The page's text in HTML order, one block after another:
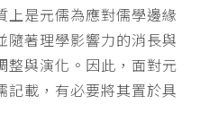
上是元儒為應對儒學邊緣
隨著理學影響力的消長與
整與演化。因此，面對元
記載，有必要將其置於具